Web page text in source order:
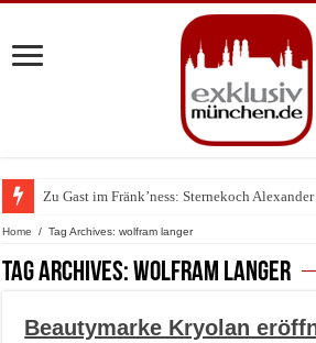
Zu Gast im Fränk’ness: Sternekoch
Home / Tag Archives: wolfram langer
Tag Archives:wolfram langer
Beautymarke Kryolan